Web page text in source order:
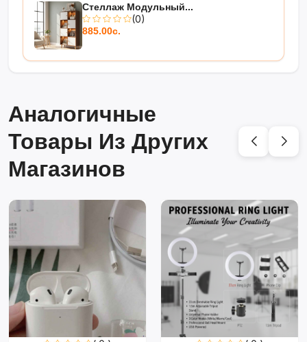
Стеллаж Модульный...
(0)
885.00с.
Аналогичные
Товары Из Других
Магазинов